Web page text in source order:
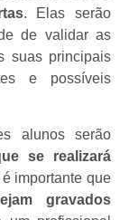
. Elas serão
de validar as
suas principais
e possíveis
alunos serão
se realizará
importante que
gravados